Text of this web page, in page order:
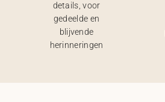
details, voor
gedeelde en
blijvende
herinneringen